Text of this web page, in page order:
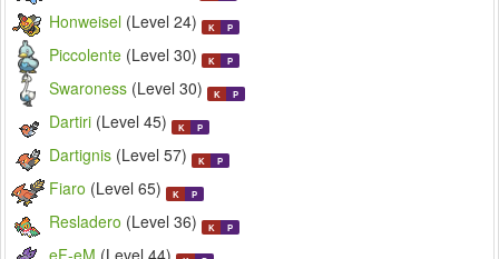
Honweisel (Level 24) K P
Piccolente (Level 30) K P
Swaroness (Level 30) K P
Dartiri (Level 45) K P
Dartignis (Level 57) K P
Fiaro (Level 65) K P
Resladero (Level 36) K P
eF-eM (Level 44)